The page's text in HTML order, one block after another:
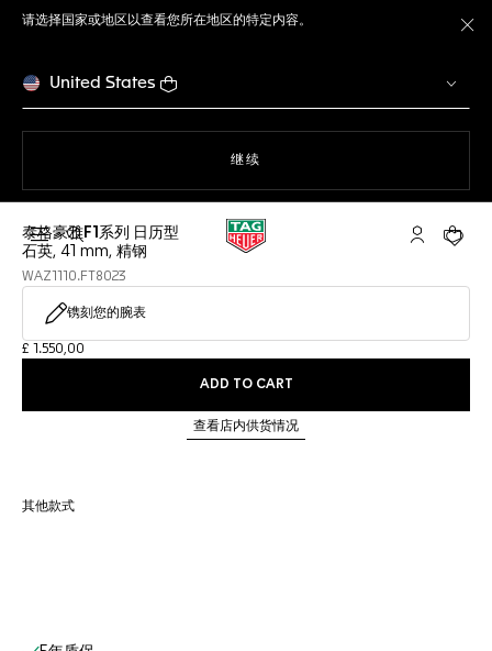
请选择国家或地区以查看您所在地区的特定内容。
United States
继续
打开搜索 My TAG您的
泰格豪雅F1系列 日历型
石英, 41 mm, 精钢
WAZ1110.FT8023
镌刻您的腕表
£ 1.550,00
ADD TO CART
查看店内供货情况
其他款式
线上服务